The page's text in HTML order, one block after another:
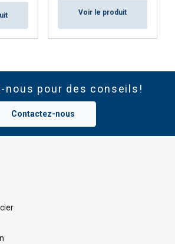
Voir le produit
nous pour des conseils!
Contactez-nous